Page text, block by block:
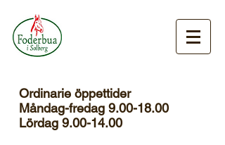
Ordinarie öppettider
Måndag-fredag 9.00-18.00
Lördag 9.00-14.00